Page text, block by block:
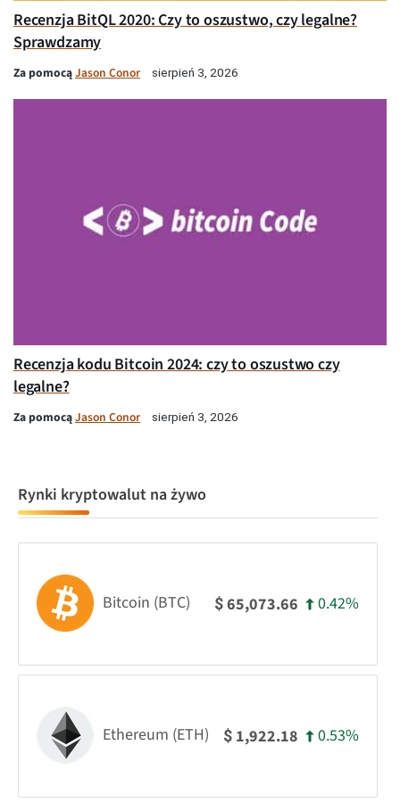
Recenzja BitQL 2020: Czy to oszustwo, czy legalne?
Sprawdzamy
Za pomocąJason Conor sierpień 3, 2026
Recenzja kodu Bitcoin 2024: czy to oszustwo czy
legalne?
Za pomocąJason Conor sierpień 3, 2026
Rynki kryptowalut na żywo
Bitcoin (BTC) $65,073.66 0.42%
Ethereum (ETH) $ 1,922.18 0.53%